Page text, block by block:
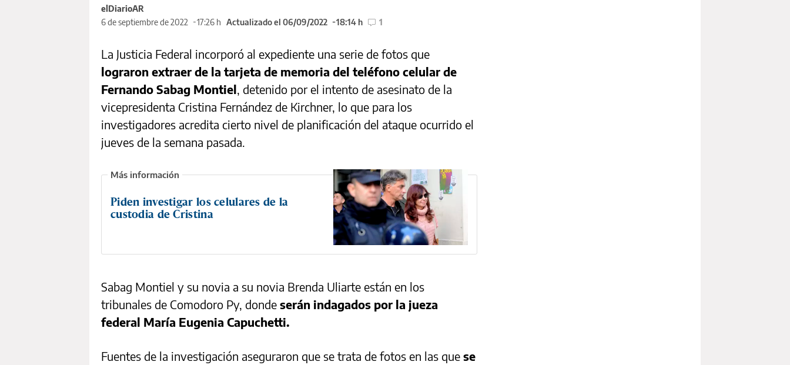
elDiarioAR
6 de septiembre de 2022
17:26 h Actualizado el 06/09/2022 18:14 h 1
La Justicia Federal incorporó al expediente una serie de fotos que
lograron extraer de la tarjeta de memoria del teléfono celular de
Fernando Sabag Montiel, detenido por el intento de asesinato de la
vicepresidenta Cristina Fernández de Kirchner, lo que para los
investigadores acredita cierto nivel de planificación del ataque ocurrido el
jueves de la semana pasada.
Piden investigar los celulares de la
custodia de Cristina
Sabag Montiel y su novia a su novia Brenda Uliarte están en los
tribunales de Comodoro Py, donde serán indagados por la jueza
federal María Eugenia Capuchetti.
Fuentes de la investigación aseguraron que se trata de fotos en las que se